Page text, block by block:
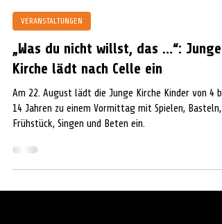
Extern
vor 8 Stunden
1 Min. Lesezeit
VERANSTALTUNGEN
Kirche lädt nach Celle ein
Am 22. August lädt die Junge Kirche Kinder von 4 bis
Frühstück, Singen und Beten ein.